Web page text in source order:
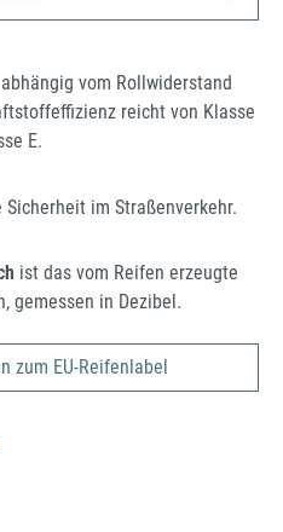
abhängig vom Rollwiderstand
reicht von Klasse
E.
Sicherheit im Straßenverkehr.
ist das vom Reifen erzeugte
gemessen in Dezibel.
zum EU-Reifenlabel